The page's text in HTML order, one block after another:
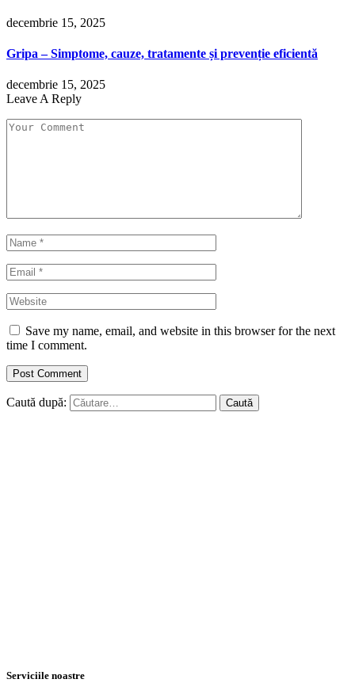
decembrie 15, 2025
Gripa – Simptome, cauze, tratamente și prevenție eficientă
decembrie 15, 2025
Leave A Reply
Save my name, email, and website in this browser for the next
time I comment.
Caută după:
Serviciile noastre